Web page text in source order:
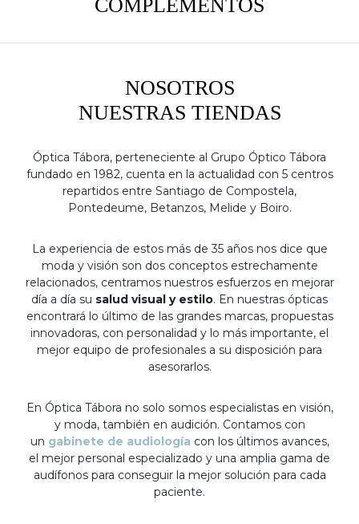
COMPLEMENTOS
NOSOTROS
NUESTRAS TIENDAS
Óptica Tábora, perteneciente al Grupo Óptico Tábora
fundado en 1982, cuenta en la actualidad con 5 centros
repartidos entre Santiago de Compostela,
Pontedeume, Betanzos, Melide y Boiro.
La experiencia de estos más de 35 años nos dice que
moda y visión son dos conceptos estrechamente
relacionados, centramos nuestros esfuerzos en mejorar
día a día su salud visual y estilo. En nuestras ópticas
encontrará lo último de las grandes marcas, propuestas
innovadoras, con personalidad y lo más importante, el
mejor equipo de profesionales a su disposición para
asesorarlos.
En Óptica Tábora no solo somos especialistas en visión,
y moda, también en audición. Contamos con
un gabinete de audiología con los últimos avances,
el mejor personal especializado y una amplia gama de
audífonos para conseguir la mejor solución para cada
paciente.